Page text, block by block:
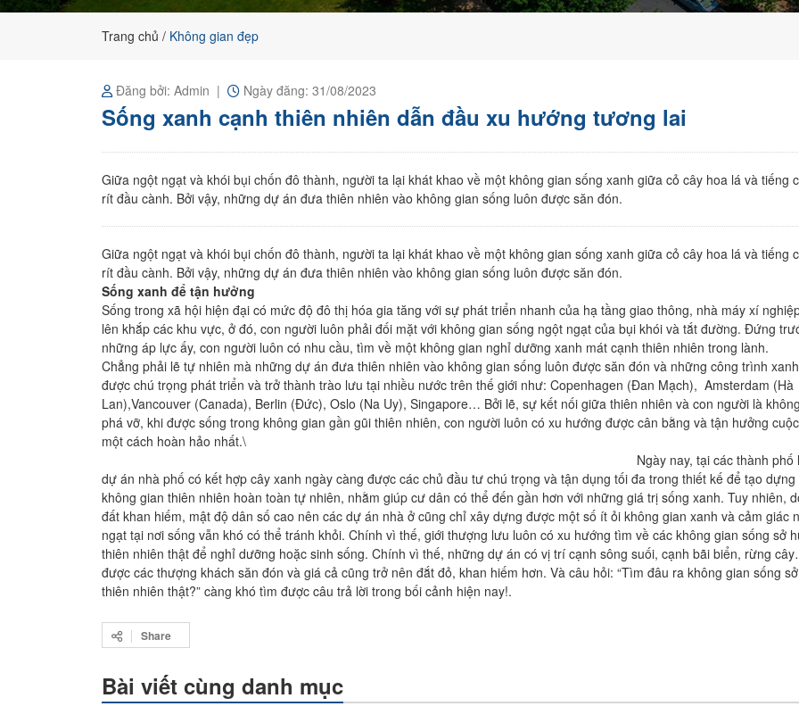
đất
nền
Cồn Dầu Hòa Xuân
Võ An Ninh
Bờ Quan 17
Trương Quang Được
Trương Xuân Nam
Đức Tín
Căn Hộ Hòa Xuân Đà
Căn hộ Duplex Đà Nẵng
Trang chủ Không gian đẹp
Đăng bởi: Admin Ngày đăng: 31/08/2023
Sống xanh cạnh thiên nhiên dẫn đầu xu hướng tương lai
Giữa ngột ngạt và khói bụi chốn đô thành, người ta lại khát khao về một không gian sống xanh giữa cỏ cây hoa lá và tiếng
rít đầu cành. Bởi vậy, những dự án đưa thiên nhiên vào không gian sống luôn được săn đón.
Giữa ngột ngạt và khói bụi chốn đô thành, người ta lại khát khao về một không gian sống xanh giữa cỏ cây hoa lá và tiếng
rít đầu cành. Bởi vậy, những dự án đưa thiên nhiên vào không gian sống luôn được săn đón.
Sống xanh để tận hưởng
Sống trong xã hội hiện đại có mức độ đô thị hóa gia tăng với sự phát triển nhanh của hạ tầng giao thông, nhà máy xí
lên khắp các khu vực, ở đó, con người luôn phải đối mặt với không gian sống ngột ngạt của bụi khói và tắt đường. Đứng
những áp lực ấy, con người luôn có nhu cầu, tìm về một không gian nghỉ dưỡng xanh mát cạnh thiên nhiên trong lành.
Chẳng phải lẽ tự nhiên mà những dự án đưa thiên nhiên vào không gian sống luôn được săn đón và những công trình
được chú trọng phát triển và trở thành trào lưu tại nhiều nước trên thế giới như: Copenhagen (Đan Mạch), Amsterdam (Hà
Lan),Vancouver (Canada), Berlin (Đức), Oslo (Na Uy), Singapore… Bởi lẽ, sự kết nối giữa thiên nhiên và con người là
phá vỡ, khi được sống trong không gian gần gũi thiên nhiên, con người luôn có xu hướng được cân bằng và tận hưởng
một cách hoàn hảo nhất.\
Ngày nay, tại các thành phố
dự án nhà phố có kết hợp cây xanh ngày càng được các chủ đầu tư chú trọng và tận dụng tối đa trong thiết kế để tạo dựng
không gian thiên nhiên hoàn toàn tự nhiên, nhằm giúp cư dân có thể đến gần hơn với những giá trị sống xanh. Tuy nhiên,
đất khan hiếm, mật độ dân số cao nên các dự án nhà ở cũng chỉ xây dựng được một số ít ỏi không gian xanh và cảm giác
ngạt tại nơi sống vẫn khó có thể tránh khỏi. Chính vì thế, giới thượng lưu luôn có xu hướng tìm về các không gian sống sở
thiên nhiên thật để nghỉ dưỡng hoặc sinh sống. Chính vì thế, những dự án có vị trí cạnh sông suối, cạnh bãi biển, rừng
được các thượng khách săn đón và giá cả cũng trở nên đắt đỏ, khan hiếm hơn. Và câu hỏi: “Tìm đâu ra không gian sống
thiên nhiên thật?” càng khó tìm được câu trả lời trong bối cảnh hiện nay!.
Share
Bài viết cùng danh mục